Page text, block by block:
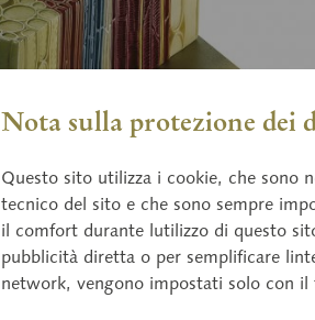
Nota sulla protezione dei
Questo sito utilizza i cookie, che sono
tecnico del sito e che sono sempre
il comfort durante lutilizzo di questo
pubblicità diretta o per semplificare
network, vengono impostati solo con il